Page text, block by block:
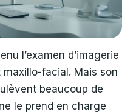
l’examen d’imagerie
facial. Mais son
beaucoup de
le prend en charge